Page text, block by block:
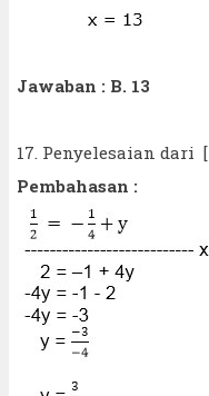
Jawaban : B. 13
17. Penyelesaian dari [
Pembahasan :